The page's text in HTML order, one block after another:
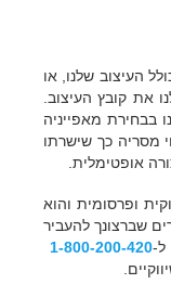
העיצוב שלנו, או
את קובץ העיצוב.
בבחירת מאפייניה
מסריה כך שישרתו
אופטימלית.
ופרסומית והוא
שברצונך להעביר
ל-1-800-200-420